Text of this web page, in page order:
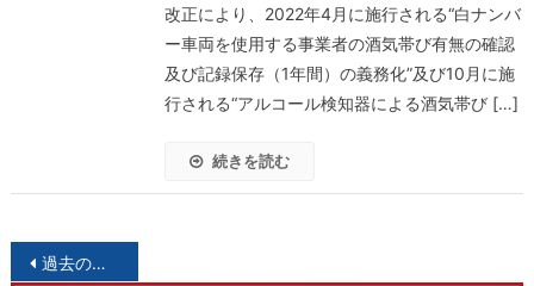
改正により、2022年4月に施行される“白ナンバ
ー車両を使用する事業者の酒気帯び有無の確認
及び記録保存（1年間）の義務化”及び10月に施
行される“アルコール検知器による酒気帯び […]
続きを読む
投過去の投稿